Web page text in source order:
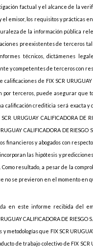
factual y el alcance de la
el emisor, los requisitos y prácticas
de la información pública
preexistentes de terceros
técnicos, dictámenes
y competentes de terceros con
calificaciones de FIX SCR
por terceros, puede asegurar que
calificación crediticia será exacta y
URUGUAY CALIFICADORA
CALIFICADORA DE
financieros y abogados con
las hipótesis y
Como resultado, a pesar de la
no se previeron en el momento en
en este informe recibida del
CALIFICADORA DE
metodologías que FIX SCR
de trabajo colectivo de FIX SCR